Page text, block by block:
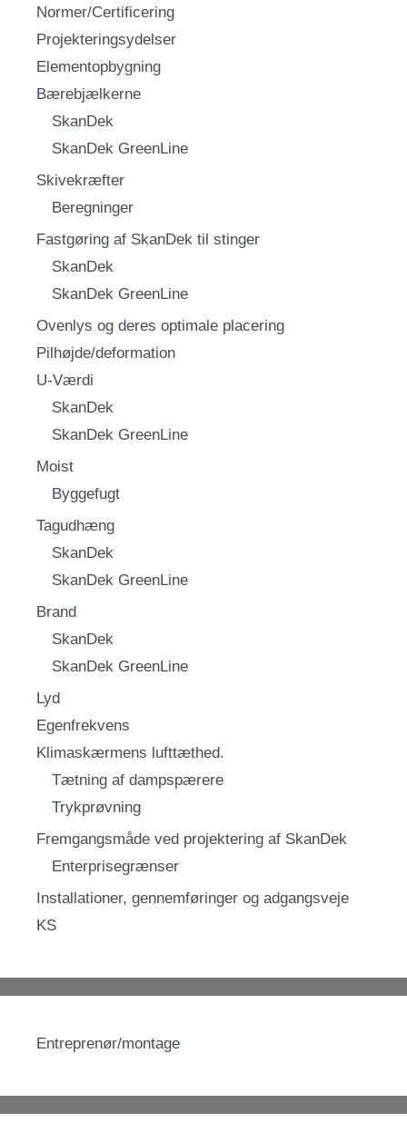
Normer/Certificering
Projekteringsydelser
Elementopbygning
Bærebjælkerne
SkanDek
SkanDek GreenLine
Skivekræfter
Beregninger
Fastgøring af SkanDek til stinger
SkanDek
SkanDek GreenLine
Ovenlys og deres optimale placering
Pilhøjde/deformation
U-Værdi
SkanDek
SkanDek GreenLine
Moist
Byggefugt
Tagudhæng
SkanDek
SkanDek GreenLine
Brand
SkanDek
SkanDek GreenLine
Lyd
Egenfrekvens
Klimaskærmens lufttæthed.
Tætning af dampspærere
Trykprøvning
Fremgangsmåde ved projektering af SkanDek
Enterprisegrænser
Installationer, gennemføringer og adgangsveje
KS
Entreprenør/montage